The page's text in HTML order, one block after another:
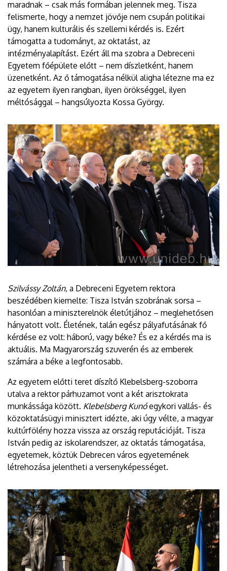
maradnak – csak más formában jelennek meg. Tisza
felismerte, hogy a nemzet jövője nem csupán politikai
ügy, hanem kulturális és szellemi kérdés is. Ezért
támogatta a tudományt, az oktatást, az
intézményalapítást. Ezért áll ma szobra a Debreceni
Egyetem főépülete előtt – nem díszletként, hanem
üzenetként. Az ő támogatása nélkül aligha létezne ma ez
az egyetem ilyen rangban, ilyen örökséggel, ilyen
méltósággal – hangsúlyozta Kossa György.
Szilvássy Zoltán, a Debreceni Egyetem rektora
beszédében kiemelte: Tisza István szobrának sorsa –
hasonlóan a miniszterelnök életútjához – meglehetősen
hányatott volt. Életének, talán egész pályafutásának fő
kérdése ez volt: háború, vagy béke? És ez a kérdés ma is
aktuális. Ma Magyarország szuverén és az emberek
számára a béke a legfontosabb.
Az egyetem előtti teret díszítő Klebelsberg-szoborra
utalva a rektor párhuzamot vont a két arisztokrata
munkássága között. Klebelsberg Kunóegykori vallás- és
közoktatásügyi minisztert idézte, aki úgy vélte, a magyar
kultúrfölény hozza vissza az ország reputációját. Tisza
István pedig az iskolarendszer, az oktatás támogatása,
egyetemek, köztük Debrecen város egyetemének
létrehozása jelentheti a versenyképességet.